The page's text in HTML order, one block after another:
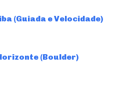
(Guiada e Velocidade)
(Boulder)